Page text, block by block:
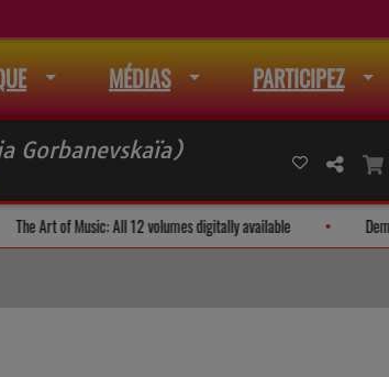
MÉDIAS PARTICIPEZ
Gorbanevskaïa)
mail The Art of Music: All 12 volumes digitally available